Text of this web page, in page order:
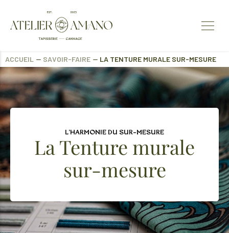
ACCUEIL ⏤ SAVOIR-FAIRE ⏤ LA TENTURE MURALE SUR-MESURE
L'HARMONIE DU SUR-MESURE
La Tenture murale
sur-mesure